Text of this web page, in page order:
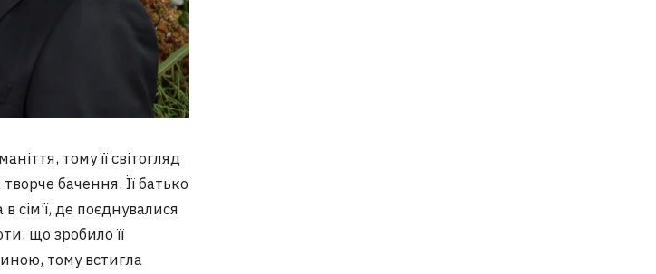
тому її світогляд
бачення. Її батько
сім’ї, де поєднувалися
що зробило її
тому встигла